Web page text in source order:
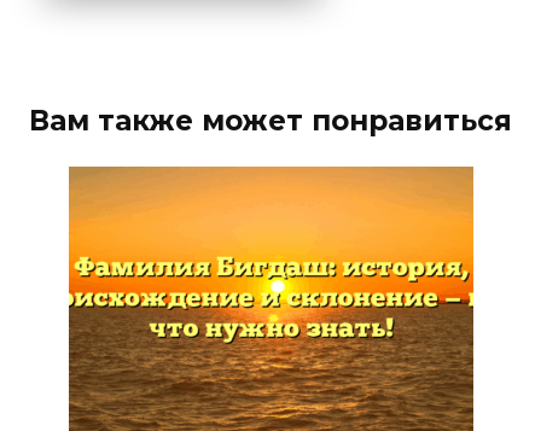
Вам также может понравиться